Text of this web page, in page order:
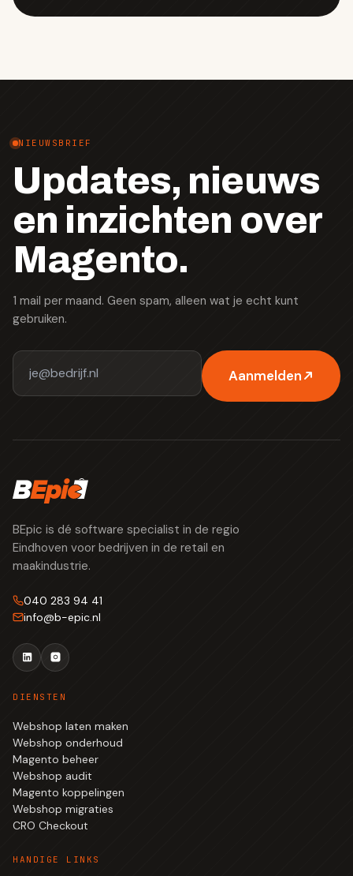
NIEUWSBRIEF
Updates, nieuws
en inzichten over
Magento.
1 mail per maand. Geen spam, alleen wat je echt kunt
gebruiken.
Aanmelden
BEpic is dé software specialist in de regio
Eindhoven voor bedrijven in de retail en
maakindustrie.
040 283 94 41
info@b-epic.nl
DIENSTEN
Webshop laten maken
Webshop onderhoud
Magento beheer
Webshop audit
Magento koppelingen
Webshop migraties
CRO Checkout
HANDIGE LINKS